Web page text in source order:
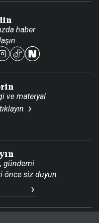
haber
ve materyal
tıklayın
gündemi
önce siz duyun